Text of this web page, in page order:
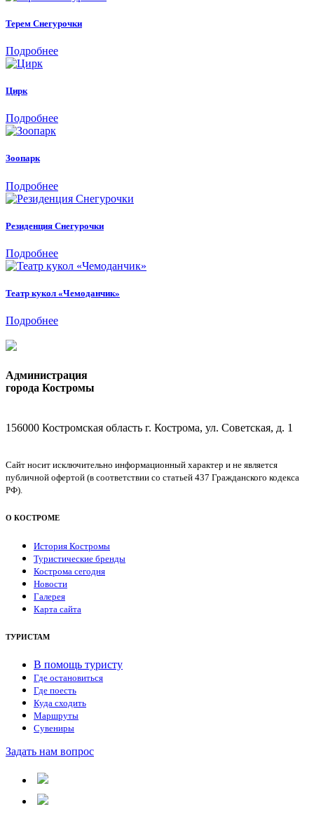
Терем Снегурочки
Подробнее
Цирк
Подробнее
Зоопарк
Подробнее
Резиденция Снегурочки
Подробнее
Театр кукол «Чемоданчик»
Подробнее
Администрация
города Костромы
156000 Костромская область г. Кострома, ул. Советская, д. 1
Сайт носит исключительно информационный характер и не является
публичной офертой (в соответствии со статьей 437 Гражданского кодекса
РФ).
О КОСТРОМЕ
История Костромы
Туристические бренды
Кострома сегодня
Новости
Галерея
Карта сайта
ТУРИСТАМ
В помощь туристу
Где остановиться
Где поесть
Куда сходить
Маршруты
Сувениры
Задать нам вопрос